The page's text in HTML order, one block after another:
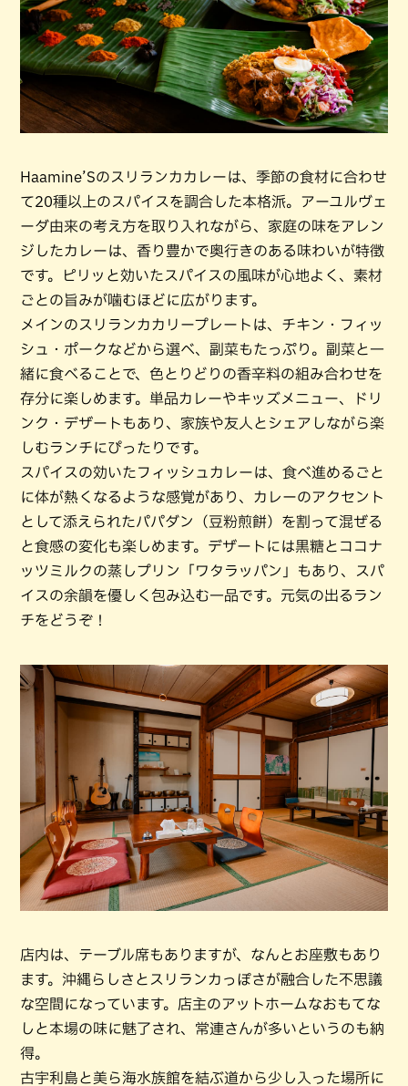
Haamine’Sのスリランカカレーは、季節の食材に合わせ
て20種以上のスパイスを調合した本格派。アーユルヴェ
ーダ由来の考え方を取り入れながら、家庭の味をアレン
ジしたカレーは、香り豊かで奥行きのある味わいが特徴
です。ピリッと効いたスパイスの風味が心地よく、素材
ごとの旨みが噛むほどに広がります。
メインのスリランカカリープレートは、チキン・フィッ
シュ・ポークなどから選べ、副菜もたっぷり。副菜と一
緒に食べることで、色とりどりの香辛料の組み合わせを
存分に楽しめます。単品カレーやキッズメニュー、ドリ
ンク・デザートもあり、家族や友人とシェアしながら楽
しむランチにぴったりです。
スパイスの効いたフィッシュカレーは、食べ進めるごと
に体が熱くなるような感覚があり、カレーのアクセント
として添えられたパパダン（豆粉煎餅）を割って混ぜる
と食感の変化も楽しめます。デザートには黒糖とココナ
ッツミルクの蒸しプリン「ワタラッパン」もあり、スパ
イスの余韻を優しく包み込む一品です。元気の出るラン
チをどうぞ！
店内は、テーブル席もありますが、なんとお座敷もあり
ます。沖縄らしさとスリランカっぽさが融合した不思議
な空間になっています。店主のアットホームなおもてな
しと本場の味に魅了され、常連さんが多いというのも納
得。
古宇利島と美ら海水族館を結ぶ道から少し入った場所に